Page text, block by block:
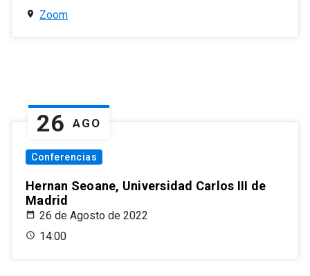
Zoom
26 AGO
Conferencias
Hernan Seoane, Universidad Carlos III de
Madrid
26 de Agosto de 2022
14:00